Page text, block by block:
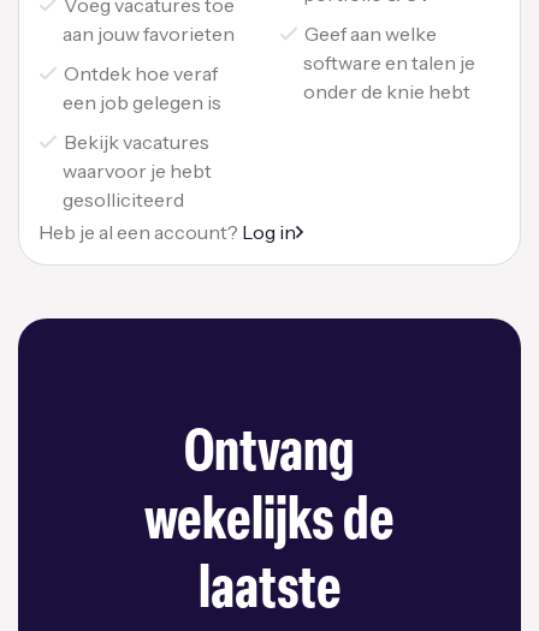
Voeg vacatures toe
aan jouw favorieten
Ontdek hoe veraf
een job gelegen is
Bekijk vacatures
waarvoor je hebt
gesolliciteerd
Geef aan welke
software en talen je
onder de knie hebt
Heb je al een account? Log in
Ontvang
wekelijks de
laatste